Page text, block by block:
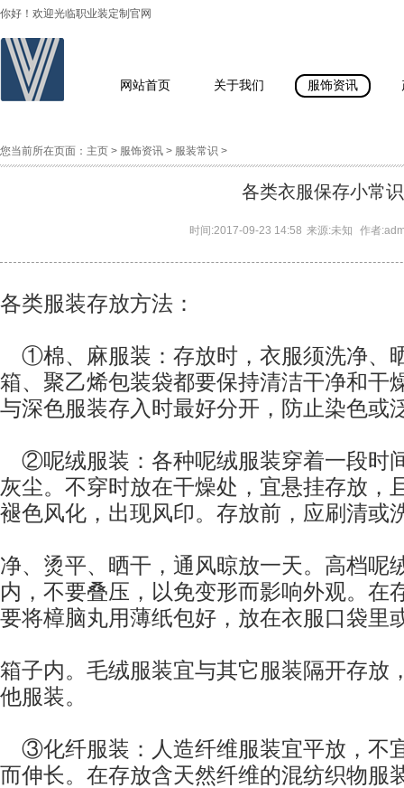
你好！欢迎光临职业装定制官网
网站首页 关于我们 服饰资讯
您当前所在页面： 主页 > 服饰资讯 > 服装常识 >
各类衣服保存小常识
时间:2017-09-23 14:58 来源:未知 作者:
各类服装存放方法：
①棉、麻服装 ：存放时，衣服须洗净、
箱、聚乙烯包装袋都要保持清洁干净和干
与深色服装存入时最好分开，防止染色或
②呢绒服装 ：各种呢绒服装穿着一段时
灰尘。不穿时放在干燥处，宜悬挂存放，
褪色风化，出现风印。存放前，应刷清或
净、烫平、晒干，通风晾放一天。高档呢
内，不要叠压，以免变形而影响外观。在
要将樟脑丸用薄纸包好，放在衣服口袋里
箱子内。毛绒服装宜与其它服装隔开存放
他服装。
③化纤服装 ：人造纤维服装宜平放，不
而伸长。在存放含天然纤维的混纺织物服